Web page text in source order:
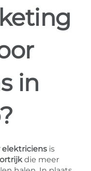
in
elektriciens is
die meer